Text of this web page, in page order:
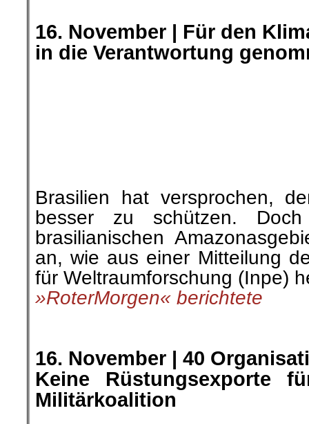
für Weltraumforschung (Inpe)
»RoterMorgen« berichtete
Organisationen fordert die
Bundesregierung und die
führenden Parteien SPD,
FDP in einem Offenen
Rüstungsexport- und
Arabien zu verlängern
Militärkoalition im Jemen
.
.
17. November |Flüchtlinge
Erpressung durch